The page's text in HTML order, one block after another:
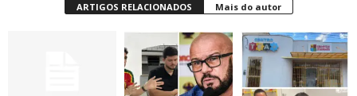
ARTIGOS RELACIONADOS Mais do autor